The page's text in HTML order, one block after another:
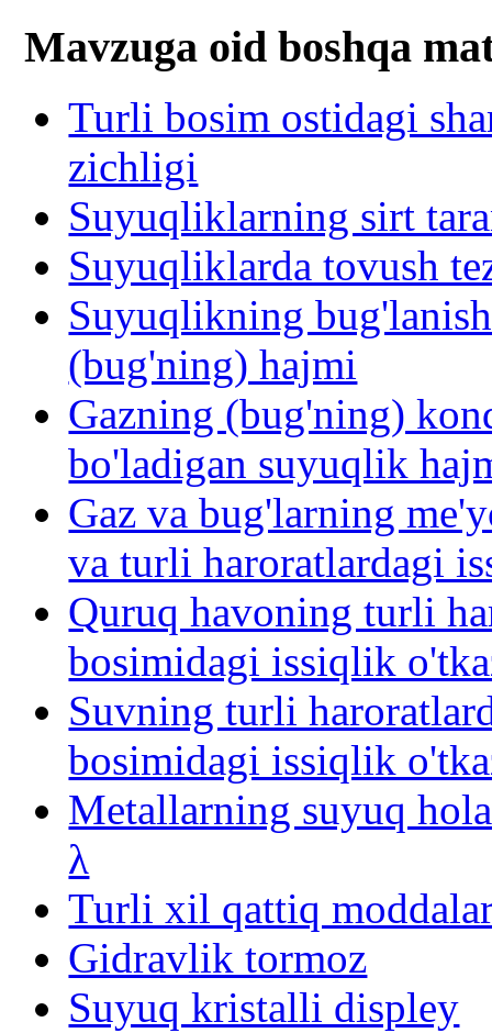
Mavzuga oid boshqa
Turli bosim ostidagi
zichligi
Suyuqliklarning sirt
Suyuqliklarda tovush
Suyuqlikning
(bug'ning) hajmi
Gazning (bug'ning)
bo'ladigan suyuqlik
Gaz va bug'larning
va turli haroratlardagi
Quruq havoning turli
bosimidagi issiqlik
Suvning turli
bosimidagi issiqlik
Metallarning suyuq
λ
Turli xil qattiq
Gidravlik tormoz
Suyuq kristalli displey